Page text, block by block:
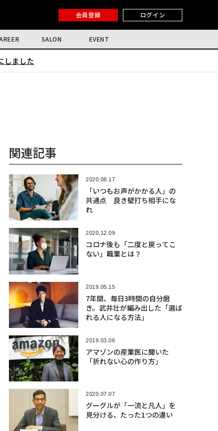
会員登録 ログイン
SALON EVENT
しました
関連記事
2020.08.17
「いつもお声がかかる人」の
共通点 良き壁打ち相手にな
れ
2020.12.09
コロナ後も「二度と戻ってこ
ない」職業とは？
2019.05.15
7年間、毎日3時間の自分磨
き。武井壮が編み出した「選ば
れる人になる方法」
2019.03.06
アマゾンの産業医に聞いた
「折れない心の作り方」
2020.07.07
グーグルが「一流と凡人」を
見分ける、たった1つの違い